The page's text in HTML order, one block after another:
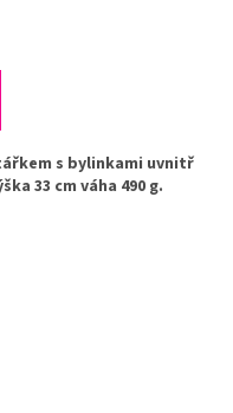
s bylinkami uvnitř
33 cm váha 490 g.